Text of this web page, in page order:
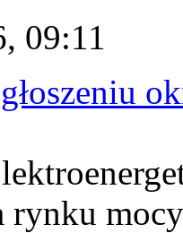
09:11
rynku